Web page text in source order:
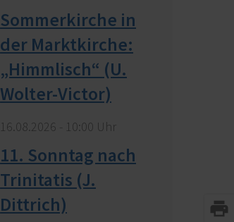
print
Sommerkirche in
der Marktkirche:
„Himmlisch“ (U.
Wolter-Victor)
16.​08.​2026 - 10:00 Uhr
11. Sonntag nach
Trinitatis (J.
Dittrich)